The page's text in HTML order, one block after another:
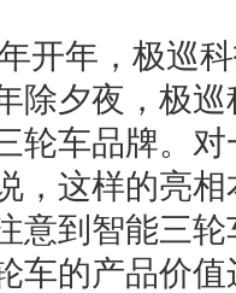
开年，极巡
除夕夜，极
轮车品牌。
，这样的亮
意到智能三
车的产品价值